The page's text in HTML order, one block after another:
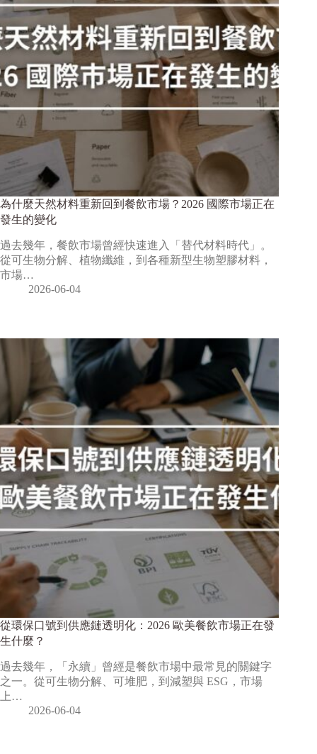
為什麼天然材料重新回到餐飲市場？2026 國際市場正在
發生的變化
過去幾年，餐飲市場曾經快速進入「替代材料時代」。
從可生物分解、植物纖維，到各種新型生物塑膠材料，
市場…
2026-06-04
從環保口號到供應鏈透明化：2026 歐美餐飲市場正在發
生什麼？
過去幾年，「永續」曾經是餐飲市場中最常見的關鍵字
之一。從可生物分解、可堆肥，到減塑與 ESG，市場
上…
2026-06-04